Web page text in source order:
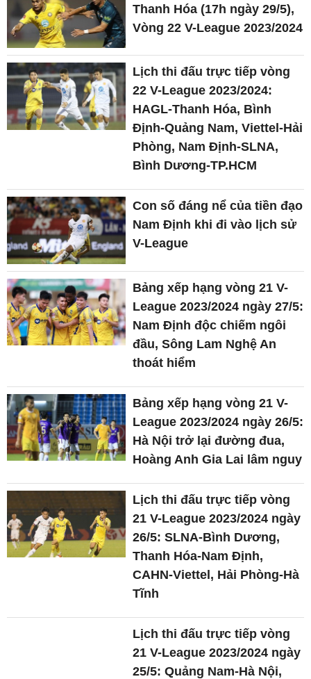
Thanh Hóa (17h ngày 29/5),
Vòng 22 V-League 2023/2024
Lịch thi đấu trực tiếp vòng
22 V-League 2023/2024:
HAGL-Thanh Hóa, Bình
Định-Quảng Nam, Viettel-Hải
Phòng, Nam Định-SLNA,
Bình Dương-TP.HCM
Con số đáng nể của tiền đạo
Nam Định khi đi vào lịch sử
V-League
Bảng xếp hạng vòng 21 V-
League 2023/2024 ngày 27/5:
Nam Định độc chiếm ngôi
đầu, Sông Lam Nghệ An
thoát hiểm
Bảng xếp hạng vòng 21 V-
League 2023/2024 ngày 26/5:
Hà Nội trở lại đường đua,
Hoàng Anh Gia Lai lâm nguy
Lịch thi đấu trực tiếp vòng
21 V-League 2023/2024 ngày
26/5: SLNA-Bình Dương,
Thanh Hóa-Nam Định,
CAHN-Viettel, Hải Phòng-Hà
Tĩnh
Lịch thi đấu trực tiếp vòng
21 V-League 2023/2024 ngày
25/5: Quảng Nam-Hà Nội,